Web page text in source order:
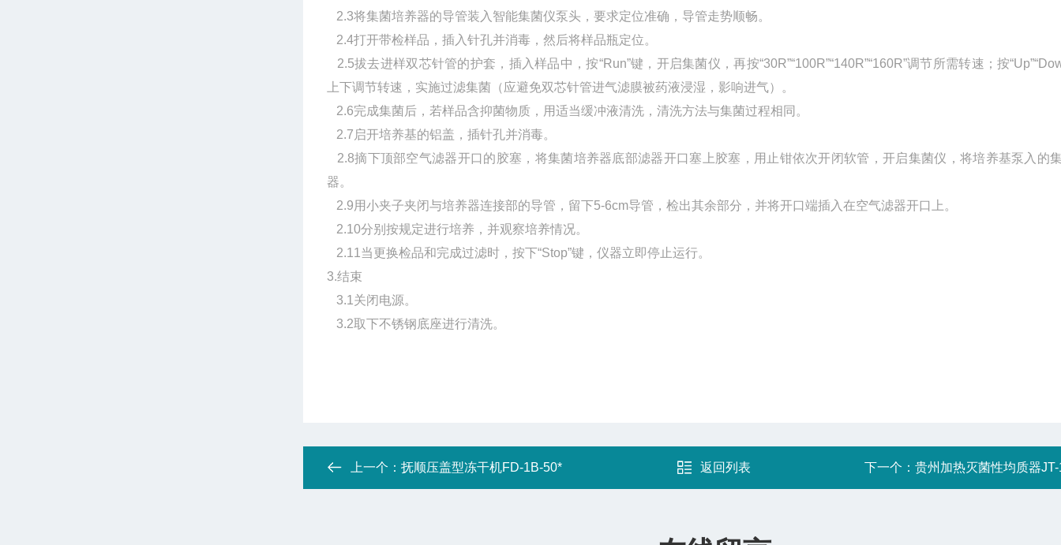
2.3将集菌培养器的导管装入智能集菌仪泵头，要求定位准确，导管走势顺畅。
2.4打开带检样品，插入针孔并消毒，然后将样品瓶定位。
2.5拔去进样双芯针管的护套，插入样品中，按“Run”键，开启集菌仪，再按“30R”“100R”“140R”“160R”调节所需转速；按
上下调节转速，实施过滤集菌（应避免双芯针管进气滤膜被药液浸湿，影响进气）。
2.6完成集菌后，若样品含抑菌物质，用适当缓冲液清洗，清洗方法与集菌过程相同。
2.7 启开培养基的铝盖，插针孔并消毒。
2.8摘下顶部空气滤器开口的胶塞，将集菌培养器底部滤器开口塞上胶塞，用止钳依次开闭软管，开启集菌仪，将培养基泵入的
器。
2.9用小夹子夹闭与培养器连接部的导管，留下5-6cm导管，检出其余部分，并将开口端插入在空气滤器开口上。
2.10分别按规定进行培养，并观察培养情况。
2.11 当更换检品和完成过滤时，按下“Stop”键，仪器立即停止运行。
3.结束
3.1 关闭电源。
3.2取下不锈钢底座进行清洗。
上一个： 抚顺压盖型冻干机FD-1B-50* 返回列表 下一个： 贵州加热灭菌性均质器